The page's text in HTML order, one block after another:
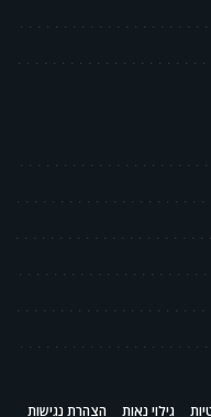
גילוי נאות הצהרת נגישות